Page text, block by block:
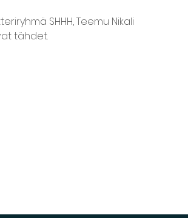
SHHH, Teemu Nikali
tähdet.